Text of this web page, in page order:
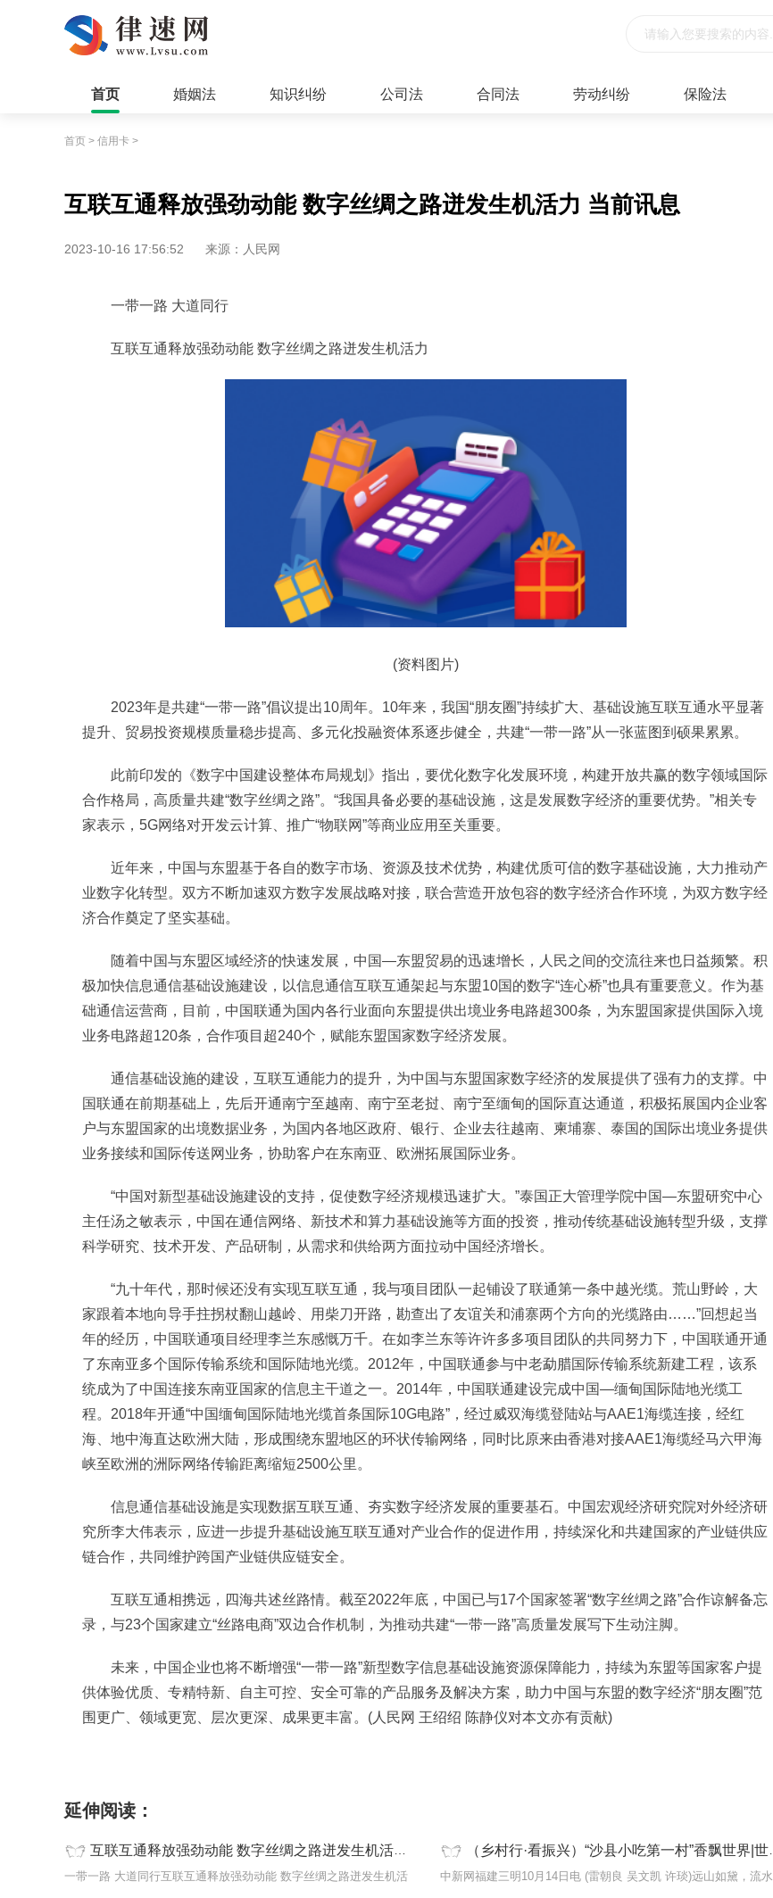
首页 婚姻法 知识纠纷 公司法 合同法 劳动纠纷 保险法
首页 > 信用卡 >
互联互通释放强劲动能 数字丝绸之路迸发生机活力 当前讯息
2023-10-16 17:56:52 来源：人民网
一带一路 大道同行
互联互通释放强劲动能 数字丝绸之路迸发生机活力
(资料图片)
2023年是共建“一带一路”倡议提出10周年。10年来，我国“朋友圈”持续扩大、基础设施互联互通水平显著
提升、贸易投资规模质量稳步提高、多元化投融资体系逐步健全，共建“一带一路”从一张蓝图到硕果累累。
此前印发的《数字中国建设整体布局规划》指出，要优化数字化发展环境，构建开放共赢的数字领域国际
合作格局，高质量共建“数字丝绸之路”。“我国具备必要的基础设施，这是发展数字经济的重要优势。”相关专
家表示，5G网络对开发云计算、推广“物联网”等商业应用至关重要。
近年来，中国与东盟基于各自的数字市场、资源及技术优势，构建优质可信的数字基础设施，大力推动产
业数字化转型。双方不断加速双方数字发展战略对接，联合营造开放包容的数字经济合作环境，为双方数字经
济合作奠定了坚实基础。
随着中国与东盟区域经济的快速发展，中国—东盟贸易的迅速增长，人民之间的交流往来也日益频繁。积
极加快信息通信基础设施建设，以信息通信互联互通架起与东盟10国的数字“连心桥”也具有重要意义。作为基
础通信运营商，目前，中国联通为国内各行业面向东盟提供出境业务电路超300条，为东盟国家提供国际入境
业务电路超120条，合作项目超240个，赋能东盟国家数字经济发展。
通信基础设施的建设，互联互通能力的提升，为中国与东盟国家数字经济的发展提供了强有力的支撑。中
国联通在前期基础上，先后开通南宁至越南、南宁至老挝、南宁至缅甸的国际直达通道，积极拓展国内企业客
户与东盟国家的出境数据业务，为国内各地区政府、银行、企业去往越南、柬埔寨、泰国的国际出境业务提供
业务接续和国际传送网业务，协助客户在东南亚、欧洲拓展国际业务。
“中国对新型基础设施建设的支持，促使数字经济规模迅速扩大。”泰国正大管理学院中国—东盟研究中心
主任汤之敏表示，中国在通信网络、新技术和算力基础设施等方面的投资，推动传统基础设施转型升级，支撑
科学研究、技术开发、产品研制，从需求和供给两方面拉动中国经济增长。
“九十年代，那时候还没有实现互联互通，我与项目团队一起铺设了联通第一条中越光缆。荒山野岭，大
家跟着本地向导手拄拐杖翻山越岭、用柴刀开路，勘查出了友谊关和浦寨两个方向的光缆路由……”回想起当
年的经历，中国联通项目经理李兰东感慨万千。在如李兰东等许许多多项目团队的共同努力下，中国联通开通
了东南亚多个国际传输系统和国际陆地光缆。2012年，中国联通参与中老勐腊国际传输系统新建工程，该系
统成为了中国连接东南亚国家的信息主干道之一。2014年，中国联通建设完成中国—缅甸国际陆地光缆工
程。2018年开通“中国缅甸国际陆地光缆首条国际10G电路”，经过威双海缆登陆站与AAE1海缆连接，经红
海、地中海直达欧洲大陆，形成围绕东盟地区的环状传输网络，同时比原来由香港对接AAE1海缆经马六甲海
峡至欧洲的洲际网络传输距离缩短2500公里。
信息通信基础设施是实现数据互联互通、夯实数字经济发展的重要基石。中国宏观经济研究院对外经济研
究所李大伟表示，应进一步提升基础设施互联互通对产业合作的促进作用，持续深化和共建国家的产业链供应
链合作，共同维护跨国产业链供应链安全。
互联互通相携远，四海共述丝路情。截至2022年底，中国已与17个国家签署“数字丝绸之路”合作谅解备忘
录，与23个国家建立“丝路电商”双边合作机制，为推动共建“一带一路”高质量发展写下生动注脚。
未来，中国企业也将不断增强“一带一路”新型数字信息基础设施资源保障能力，持续为东盟等国家客户提
供体验优质、专精特新、自主可控、安全可靠的产品服务及解决方案，助力中国与东盟的数字经济“朋友圈”范
围更广、领域更宽、层次更深、成果更丰富。(人民网 王绍绍 陈静仪对本文亦有贡献)
延伸阅读：
互联互通释放强劲动能 数字丝绸之路迸发生机活力 当前讯息
一带一路 大道同行互联互通释放强劲动能 数字丝绸之路迸发生机活
（乡村行·看振兴）“沙县小吃第一村”香飘世界|世界快消息
中新网福建三明10月14日电 (雷朝良 吴文凯 许琰)远山如黛，流水